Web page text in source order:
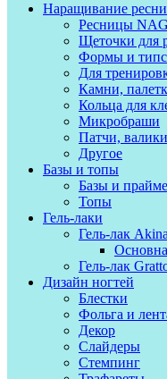
Наращивание
Ресницы
Щеточки для
Формы и
Для
Камни,
Кольца для
Микробраши
Патчи,
Другое
Базы и топы
Базы и
Топы
Гель-лаки
Гель-лак
Гель-лак
Дизайн ногтей
Блестки
Фольга и
Декор
Слайдеры
Стемпинг